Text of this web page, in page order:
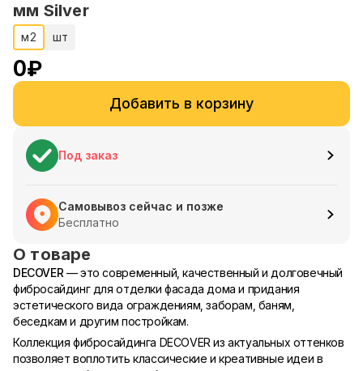
мм Silver
м2 шт
0₽
Добавить в корзину
Под заказ
Самовывоз сейчас и позже
Бесплатно
О товаре
DECOVER — это современный, качественный и долговечный
фибросайдинг для отделки фасада дома и придания
эстетического вида ограждениям, заборам, баням,
беседкам и другим постройкам.
Коллекция фибросайдинга DECOVER из актуальных оттенков
позволяет воплотить классические и креативные идеи в